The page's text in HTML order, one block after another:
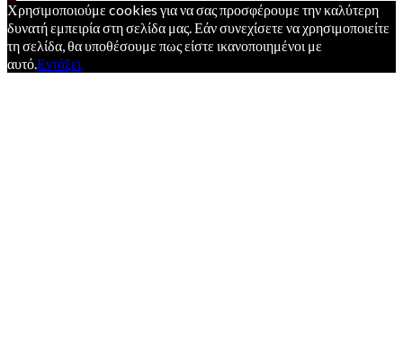
Χρησιμοποιούμε cookies για να σας προσφέρουμε την καλύτερη
δυνατή εμπειρία στη σελίδα μας. Εάν συνεχίσετε να χρησιμοποιείτε
τη σελίδα, θα υποθέσουμε πως είστε ικανοποιημένοι με
αυτό.Εντάξει